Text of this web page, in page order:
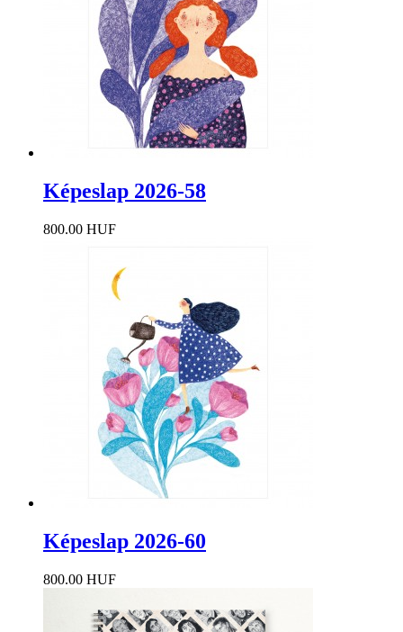
Képeslap 2026-58
800.00 HUF
Képeslap 2026-60
800.00 HUF